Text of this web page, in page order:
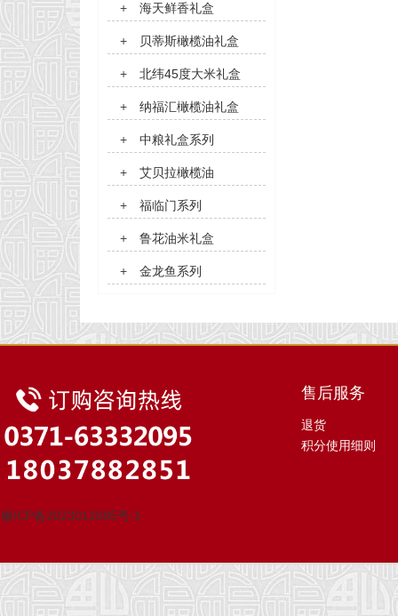
+ 海天鲜香礼盒
+ 贝蒂斯橄榄油礼盒
+ 北纬45度大米礼盒
+ 纳福汇橄榄油礼盒
+ 中粮礼盒系列
+ 艾贝拉橄榄油
+ 福临门系列
+ 鲁花油米礼盒
+ 金龙鱼系列
豫ICP备2023012085号-1
售后服务
退货
积分使用细则